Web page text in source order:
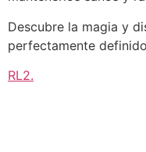
Descubre la magia y
perfectamente
RL2.